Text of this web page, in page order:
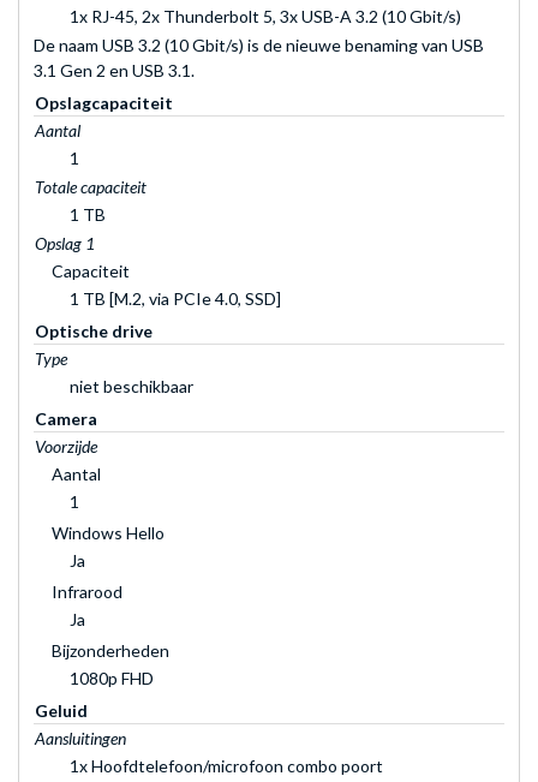
1x RJ-45, 2x Thunderbolt 5, 3x USB-A 3.2 (10 Gbit/s)
De naam USB 3.2 (10 Gbit/s) is de nieuwe benaming van USB
3.1 Gen 2 en USB 3.1.
Opslagcapaciteit
Aantal
1
Totale capaciteit
1 TB
Opslag 1
Capaciteit
1 TB [M.2, via PCIe 4.0, SSD]
Optische drive
Type
niet beschikbaar
Camera
Voorzijde
Aantal
1
Windows Hello
Ja
Infrarood
Ja
Bijzonderheden
1080p FHD
Geluid
Aansluitingen
1x Hoofdtelefoon/microfoon combo poort